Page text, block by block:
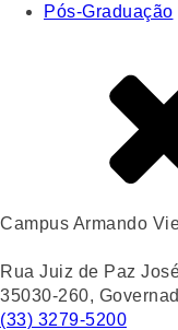
Pós-Graduação
Campus Armando
Rua Juiz de Paz
35030-260,
(33) 3279-5200